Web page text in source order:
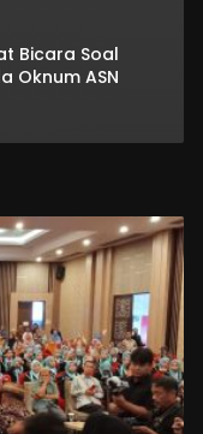
Bicara Soal
Oknum ASN